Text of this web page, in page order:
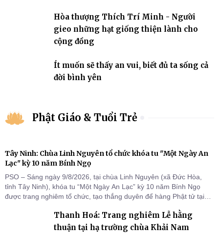
Hòa thượng Thích Trí Minh - Người
gieo những hạt giống thiện lành cho
cộng đồng
Ít muốn sẽ thấy an vui, biết đủ ta sống cả
đời bình yên
Phật Giáo & Tuổi Trẻ
Tây Ninh: Chùa Linh Nguyên tổ chức khóa tu "Một Ngày An
Lạc" kỳ 10 năm Bính Ngọ
PSO – Sáng ngày 9/8/2026, tại chùa Linh Nguyên (xã Đức Hòa,
tỉnh Tây Ninh), khóa tu “Một Ngày An Lạc” kỳ 10 năm Bính Ngọ
được trang nghiêm tổ chức, tạo thắng duyên để hàng Phật tử tại
Thanh Hoá: Trang nghiêm Lễ hằng
thuận tại hạ trường chùa Khải Nam